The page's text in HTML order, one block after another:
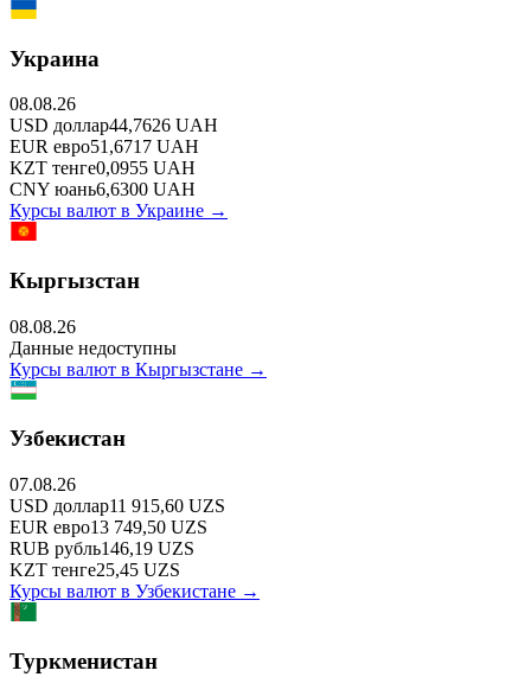
Украина
08.08.26
USD доллар44,7626 UAH
EUR евро51,6717 UAH
KZT тенге0,0955 UAH
CNY юань6,6300 UAH
Курсы валют в Украине →
Кыргызстан
08.08.26
Данные недоступны
Курсы валют в Кыргызстане →
Узбекистан
07.08.26
USD доллар11 915,60 UZS
EUR евро13 749,50 UZS
RUB рубль146,19 UZS
KZT тенге25,45 UZS
Курсы валют в Узбекистане →
Туркменистан